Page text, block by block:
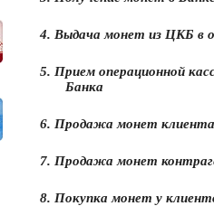
4. Выдача монет из ЦКБ в
5. Прием операционной
Банка
6. Продажа монет
7. Продажа монет
8. Покупка монет у